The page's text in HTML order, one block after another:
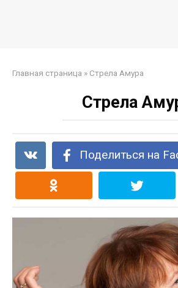
Главная страница » Стрела Амура
Стрела
Поделиться на